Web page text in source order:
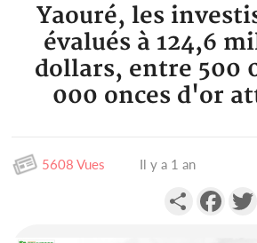
Yaouré, les
évalués à 124,6
dollars, entre 500
000 onces d'or
5608 Vues Il y a 1 an
Partager